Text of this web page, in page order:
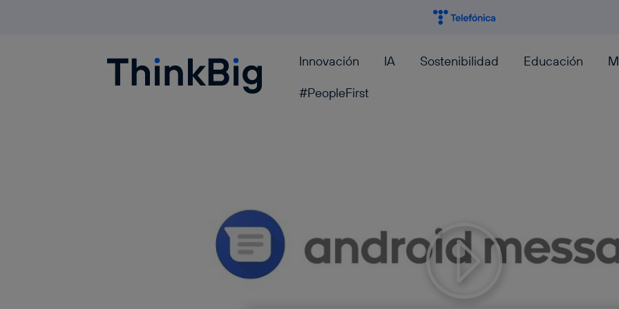
Blogthinkbig.com Innovación IA Sostenibilidad Educación
#PeopleFirst